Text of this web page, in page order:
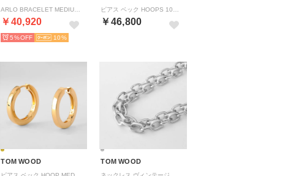
￥40,920
5% 10
￥46,800
TOM WOOD TOM WOOD